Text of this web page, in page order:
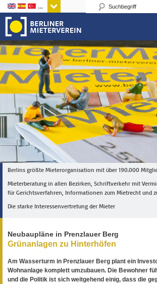
Sprachen
Berlins größte Mieterorganisation mit über 190.000
Mieterberatung in allen Bezirken, Schriftverkehr mit
für Gerichtsverfahren, Informationen zum Mietrecht und
Die starke Interessenvertretung der Mieter
Neubaupläne in Prenzlauer Berg
Grünanlagen zu Hinterhöfen
Am Wasserturm in Prenzlauer Berg plant ein
Wohnanlage komplett umzubauen. Die Bewohner
und die Politik ist sich weitgehend einig, dass die